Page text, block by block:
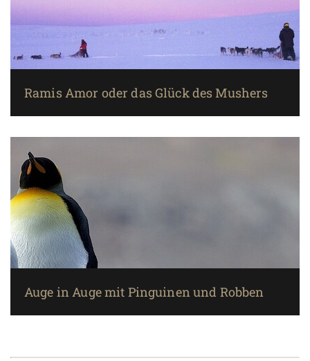
Ramis Amor oder das Glück des Mushers
Auge in Auge mit Pinguinen und Robben